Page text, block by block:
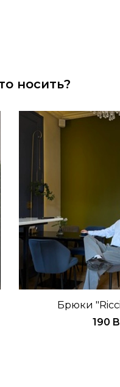
носить?
Брюки
190